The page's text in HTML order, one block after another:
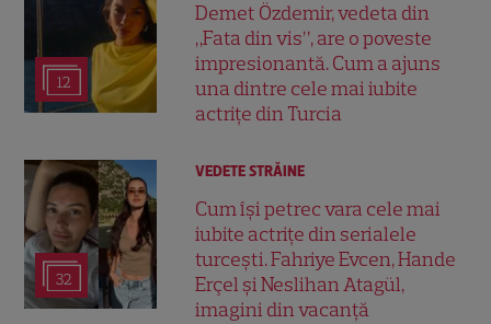
12
Demet Özdemir, vedeta din
„Fata din vis”, are o poveste
impresionantă. Cum a ajuns
una dintre cele mai iubite
actrițe din Turcia
32
VEDETE STRĂINE
Cum își petrec vara cele mai
iubite actrițe din serialele
turcești. Fahriye Evcen, Hande
Erçel și Neslihan Atagül,
imagini din vacanță